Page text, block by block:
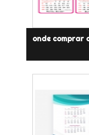
onde comprar